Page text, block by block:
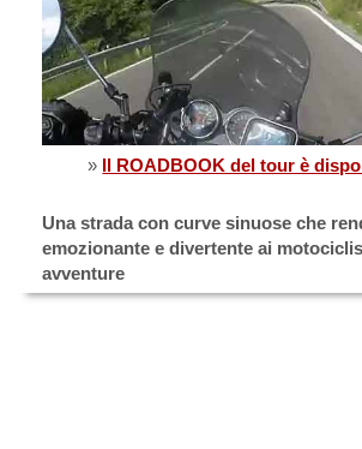
» Il ROADBOOK del tour è
Una strada con curve sinuose che
emozionante e divertente ai
avventure